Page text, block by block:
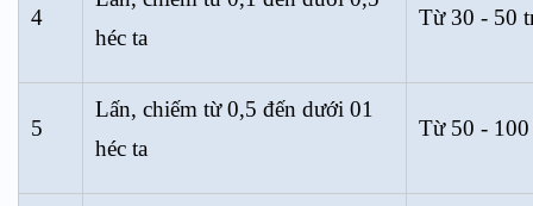
4
héc ta
Từ 30 - 50
5
Lấn, chiếm từ 0,5 đến dưới 01
héc ta
Từ 50 -